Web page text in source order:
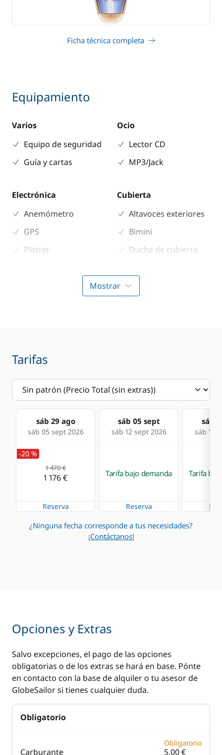
Ficha técnica completa
Equipamiento
Varios
Equipo de seguridad
Guía y cartas
Ocio
Lector CD
MP3/Jack
Electrónica
Anemómetro
GPS
Plotter
Cubierta
Altavoces exteriores
Bimini
Ducha de cubierta
Molinete eléctrico
ancla
Agua caliente
Radiador
Estufa horno de gas
Frigorífico
Mostrar
Tarifas
sáb 29 ago
sáb 05 sept 2026
sáb 05 sept
sáb 12 sept 2026
sáb
sáb 19
-20 %
1 470 €
1 176 €
Reserva
Tarifa bajo demanda
Reserva
Tarifa
¿Ninguna fecha corresponde a tus necesidades?
¡Contáctanos!
Opciones y Extras
Salvo excepciones, el pago de las opciones
obligatorias o de los extras se hará en base. Pónte
en contacto con la base de alquiler o tu asesor de
GlobeSailor si tienes cualquier duda.
Obligatorio
Carburante
Obligatorio
5,00 €